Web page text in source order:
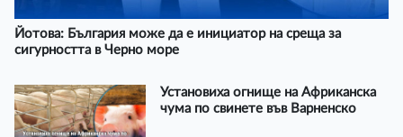
Йотова: България може да е инициатор на среща за
сигурността в Черно море
Установиха огнище на Африканска
чума по свинете във Варненско